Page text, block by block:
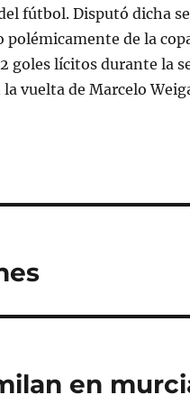
fútbol. Disputó dicha
de la
goles lícitos durante la
vuelta de Marcelo
en